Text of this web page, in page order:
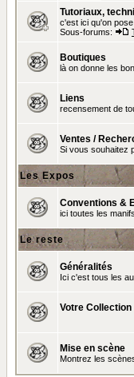
Tutoriaux,
c'est ici qu'on
Sous-forums:
Boutiques
là on donne les
Liens
recensement de
Ventes /
Si vous souhaitez
Les Expos
Conventions &
ici toutes les
Le reste
Généralités
Ici c'est tous les
Votre Collection
Mise en scène
Montrez les